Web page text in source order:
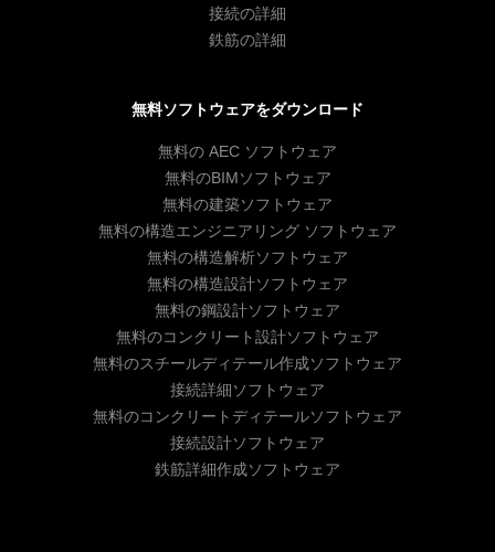
接続の詳細
鉄筋の詳細
無料ソフトウェアをダウンロード
無料の AEC ソフトウェア
無料のBIMソフトウェア
無料の建築ソフトウェア
無料の構造エンジニアリング ソフトウェア
無料の構造解析ソフトウェア
無料の構造設計ソフトウェア
無料の鋼設計ソフトウェア
無料のコンクリート設計ソフトウェア
無料のスチールディテール作成ソフトウェア
接続詳細ソフトウェア
無料のコンクリートディテールソフトウェア
接続設計ソフトウェア
鉄筋詳細作成ソフトウェア